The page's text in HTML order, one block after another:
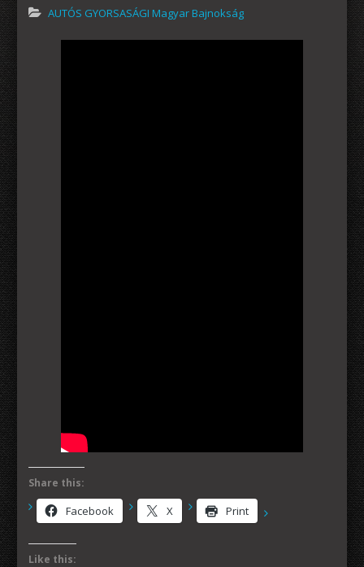
AUTÓS GYORSASÁGI Magyar Bajnokság
Share this:
Facebook X Print
Like this: